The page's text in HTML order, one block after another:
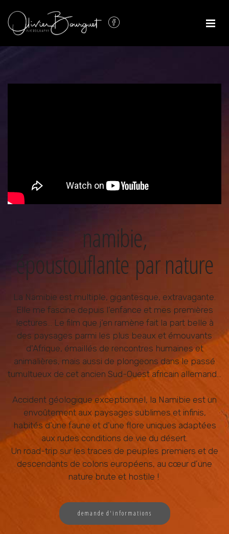
namibie,
époustouflante par nature
La Namibie est multiple, gigantesque, extravagante.
Elle me fascine depuis l’enfance et mes premières
lectures… Le film que j’en ramène fait la part belle à
des paysages parmi les plus beaux et émouvants
d'Afrique, émaillés de rencontres humaines et
animalières, mais aussi de plongeons dans le passé
tumultueux de cet ancien Sud-Ouest africain allemand…
Accident géologique exceptionnel, la Namibie est un
envoûtement aux paysages sublimes et infinis,
habités d'une faune et d'une flore uniques adaptées
aux rudes conditions de vie du désert.
Un road-trip sur les traces de peuples premiers et de
descendants de colons européens, au cœur d’une
nature brute et hostile !
demande d'informations